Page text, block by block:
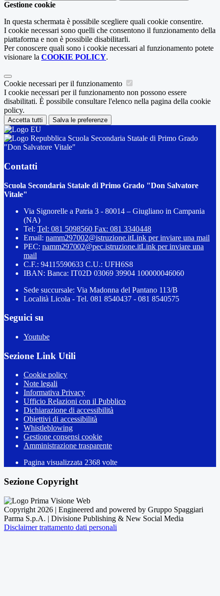
Gestione cookie
In questa schermata è possibile scegliere quali cookie consentire.
I cookie necessari sono quelli che consentono il funzionamento della
piattaforma e non è possibile disabilitarli.
Per conoscere quali sono i cookie necessari al funzionamento potete
visionare la COOKIE POLICY.
Cookie necessari per il funzionamento
I cookie necessari per il funzionamento non possono essere
disabilitati. È possibile consultare l'elenco nella pagina della cookie
policy.
Accetta tutti Salva le preferenze
Scuola Secondaria Statale di Primo Grado
"Don Salvatore Vitale"
Contatti
Scuola Secondaria Statale di Primo Grado "Don Salvatore
Vitale"
Via Signorelle a Patria 3 - 80014 – Giugliano in Campania
(NA)
Tel: Tel: 081 5098560 Fax: 081 3340448
Email: namm297002@istruzione.itLink per inviare una mail
PEC: namm297002@pec.istruzione.itLink per inviare una
mail
C.F.: 94115590633 C.U.: UFH6S8
IBAN: Banca: IT02D 03069 39904 100000046060
Sede succursale: Via Madonna del Pantano 113/B
Località Licola - Tel. 081 8540437 - 081 8540575
Seguici su
Youtube
Sezione Link Utili
Cookie policy
Note legali
Informativa Privacy
Ufficio Relazioni con il Pubblico
Dichiarazione di accessibilità
Obiettivi di accessibilità
Whistleblowing
Gestione consensi cookie
Amministrazione trasparente
Pagina visualizzata 2368 volte
Sezione Copyright
Copyright 2026 | Engineered and powered by Gruppo Spaggiari
Parma S.p.A. | Divisione Publishing & New Social Media
Disclaimer trattamento dati personali